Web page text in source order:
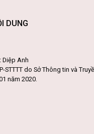
DUNG
Diệp Anh
STTTT do Sở Thông tin và
năm 2020.